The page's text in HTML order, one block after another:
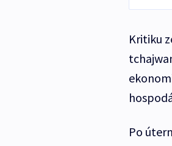
Kritiku
Po